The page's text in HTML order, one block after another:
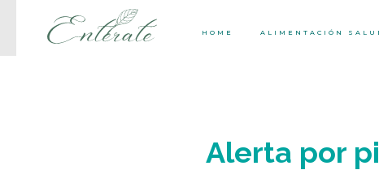
HOME ALIMENTACIÓN
Alerta por